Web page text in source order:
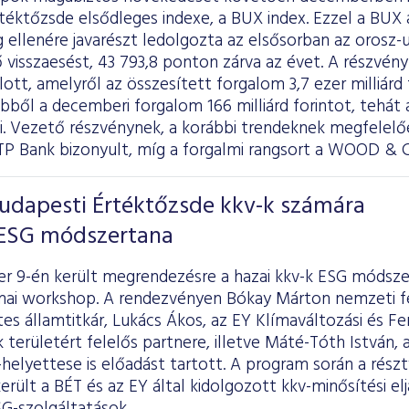
elsődleges indexe, a BUX index. Ezzel a BUX
ellenére javarészt ledolgozta az elsősorban az
43 793,8 ponton zárva az évet. A
amelyről az összesített forgalom 3,7 ezer
a decemberi forgalom 166 milliárd forintot, tehát
részvénynek, a korábbi trendeknek
Bank bizonyult, míg a forgalmi rangsort a WOOD &
Értéktőzsde kkv-k számára
módszertana
9-én került megrendezésre a hazai kkv-k ESG
workshop. A rendezvényen Bókay Márton nemzeti
államtitkár, Lukács Ákos, az EY Klímaváltozási és
területért felelős partnere, illetve Máté-Tóth István,
is előadást tartott. A program során a
a BÉT és az EY által kidolgozott kkv-minősítési